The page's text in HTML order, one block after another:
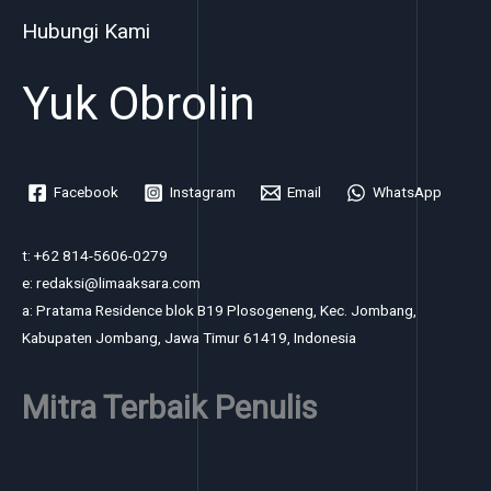
Hubungi Kami
Yuk Obrolin
Facebook Instagram Email WhatsApp
t: +62 814-5606-0279
e: redaksi@limaaksara.com
a: Pratama Residence blok B19 Plosogeneng, Kec. Jombang,
Kabupaten Jombang, Jawa Timur 61419, Indonesia
Mitra Terbaik Penulis